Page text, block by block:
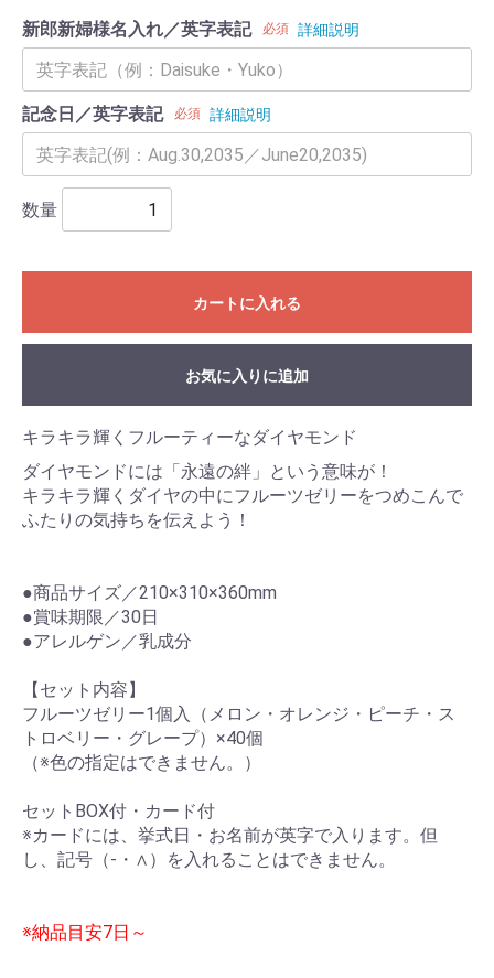
新郎新婦様名入れ／英字表記 必須 詳細説明
記念日／英字表記 必須 詳細説明
数量
カートに入れる
お気に入りに追加
キラキラ輝くフルーティーなダイヤモンド
ダイヤモンドには「永遠の絆」という意味が！
キラキラ輝くダイヤの中にフルーツゼリーをつめこんで
ふたりの気持ちを伝えよう！
●商品サイズ／210×310×360mm
●賞味期限／30日
●アレルゲン／乳成分
【セット内容】
フルーツゼリー1個入（メロン・オレンジ・ピーチ・ス
トロベリー・グレープ）×40個
（※色の指定はできません。）
セットBOX付・カード付
※カードには、挙式日・お名前が英字で入ります。但
し、記号（-・∧）を入れることはできません。
※納品目安7日～